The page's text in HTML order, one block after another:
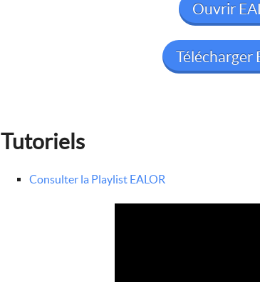
Ouvrir
Télécharger
Tutoriels
Consulter la Playlist EALOR